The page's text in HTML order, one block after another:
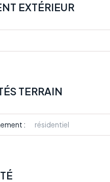
EXTÉRIEUR
TERRAIN
: résidentiel